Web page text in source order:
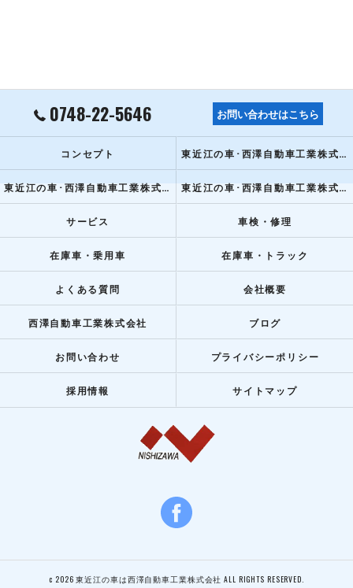
0748-22-5646 お問い合わせはこちら
コンセプト 東近江の車･西澤自動車工業株式会社の口コミ情報
東近江の車･西澤自動車工業株式会社の評判 東近江の車･西澤自動車工業株式会社のお客様の声
サービス 車検・修理
在庫車・乗用車 在庫車・トラック
よくある質問 会社概要
西澤自動車工業株式会社 ブログ
お問い合わせ プライバシーポリシー
採用情報 サイトマップ
c 2026 東近江の車は西澤自動車工業株式会社 ALL RIGHTS RESERVED.